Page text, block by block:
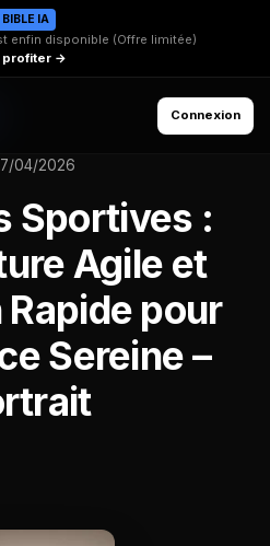
BIBLE IA
enfin disponible (Offre limitée)
profiter →
Connexion
04/2026
Sportives :
Agile et
pour
Sereine –